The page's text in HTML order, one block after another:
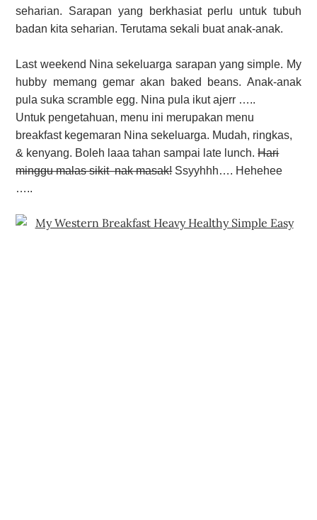
seharian. Sarapan yang berkhasiat perlu untuk tubuh
badan kita seharian. Terutama sekali buat anak-anak.
Last weekend Nina sekeluarga sarapan yang simple. My
hubby memang gemar akan baked beans. Anak-anak
pula suka scramble egg. Nina pula ikut ajerr …..
Untuk pengetahuan, menu ini merupakan menu
breakfast kegemaran Nina sekeluarga. Mudah, ringkas,
& kenyang. Boleh laaa tahan sampai late lunch.Hari
minggu malas sikit nak masak!Ssyyhhh…. Hehehee
…..